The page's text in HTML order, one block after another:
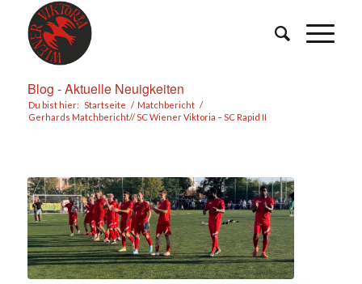
Blog - Aktuelle Neuigkeiten
Du bist hier: Startseite / Matchbericht /
Gerhards Matchbericht// SC Wiener Viktoria – SC Rapid II